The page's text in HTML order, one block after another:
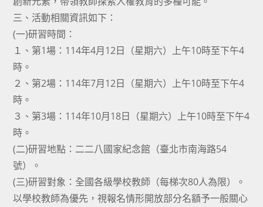
三、活動相關資訊如下：
(一)研習時間：
１、第1場：114年4月12日（星期六）上午10時至下午4
時。
２、第2場：114年7月12日（星期六）上午10時至下午4
時。
３、第3場：114年10月18日（星期六）上午10時至下午4
時。
(二)研習地點：二二八國家紀念館（臺北市南海路54
號）。
(三)研習對象：全國各級學校教師（每梯次80人為限）。
以學校教師為優先，視報名情形開放部分名額予一般關心